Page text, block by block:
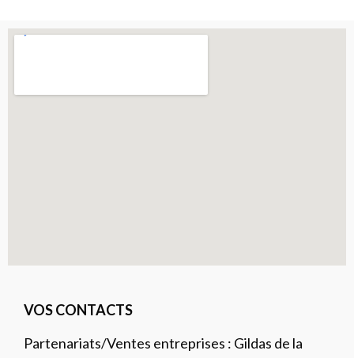
VOS CONTACTS
Partenariats/Ventes entreprises : Gildas de la